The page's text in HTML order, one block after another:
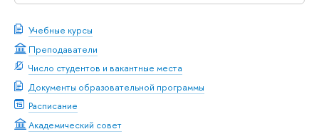
Учебные курсы
Преподаватели
Число студентов и вакантные места
Документы образовательной программы
Расписание
Академический совет